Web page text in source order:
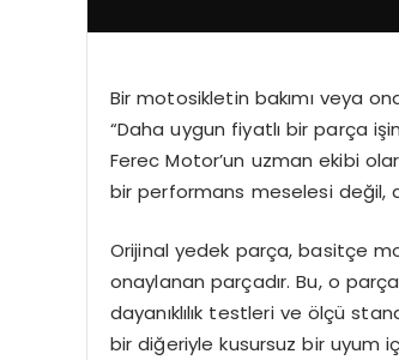
Bir motosikletin bakımı veya
“Daha uygun fiyatlı bir parça
Ferec Motor’un uzman ekibi
bir performans meselesi değil,
Orijinal yedek parça, basitçe
onaylanan parçadır. Bu, o
dayanıklılık testleri ve ölçü
bir diğeriyle kusursuz bir uyum